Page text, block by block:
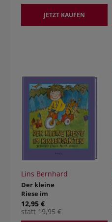
JETZT KAUFEN
Lins Bernhard
Der kleine
Riese im
Kindergarten
mit CD.
12,95 €
statt 19,95 €